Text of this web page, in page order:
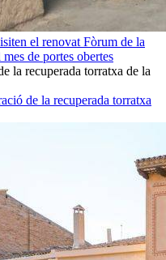
el renovat Fòrum de la
de portes obertes
de la recuperada torratxa